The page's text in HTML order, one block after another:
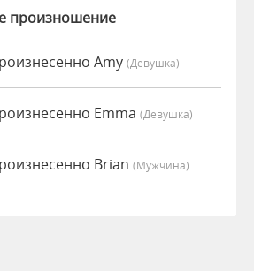
произношение
Amy (девушка)
Emma (девушка)
Brian (мужчина)